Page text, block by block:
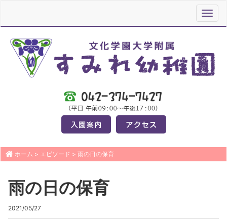
ホーム > エピソード > 雨の日の保育
雨の日の保育
2021/05/27